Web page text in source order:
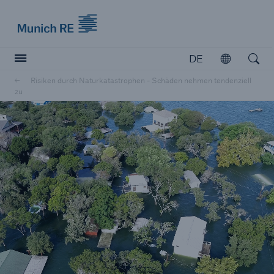
DE
Öffnen
Risiken durch Naturkatastrophen - Schäden nehmen tendenziell
zu
Open
Versicherer
Unsere Lösungen für Versicherer